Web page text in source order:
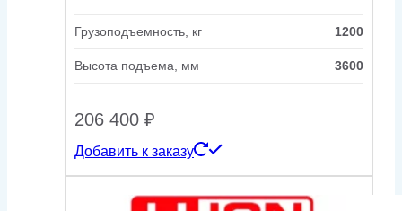
Грузоподъемность, кг 1200
Высота подъема, мм 3600
206 400 ₽
Добавить к заказу